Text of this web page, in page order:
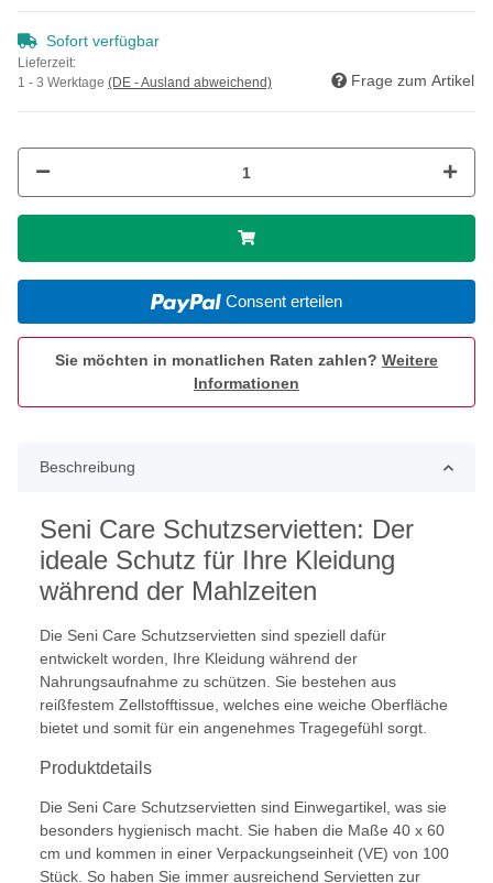
Sofort verfügbar
Lieferzeit:
1 - 3 Werktage (DE - Ausland abweichend) Frage zum Artikel
Consent erteilen
Sie möchten in monatlichen Raten zahlen? Weitere
Informationen
Beschreibung
Seni Care Schutzservietten: Der
ideale Schutz für Ihre Kleidung
während der Mahlzeiten
Die Seni Care Schutzservietten sind speziell dafür
entwickelt worden, Ihre Kleidung während der
Nahrungsaufnahme zu schützen. Sie bestehen aus
reißfestem Zellstofftissue, welches eine weiche Oberfläche
bietet und somit für ein angenehmes Tragegefühl sorgt.
Produktdetails
Die Seni Care Schutzservietten sind Einwegartikel, was sie
besonders hygienisch macht. Sie haben die Maße 40 x 60
cm und kommen in einer Verpackungseinheit (VE) von 100
Stück. So haben Sie immer ausreichend Servietten zur